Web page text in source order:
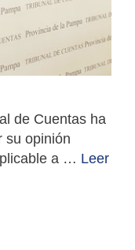
de Cuentas ha
su opinión
a … Leer